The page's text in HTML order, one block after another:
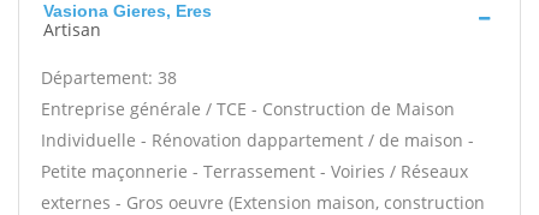
Vasiona Gieres, Eres
Artisan
Département: 38
Entreprise générale / TCE - Construction de Maison
Individuelle - Rénovation dappartement / de maison -
Petite maçonnerie - Terrassement - Voiries / Réseaux
externes - Gros oeuvre (Extension maison, construction